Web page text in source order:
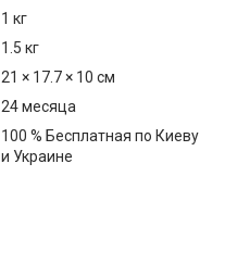
1 кг
1.5 кг
21 × 17.7 × 10 см
24 месяца
100 % Бесплатная по Киеву
и Украине